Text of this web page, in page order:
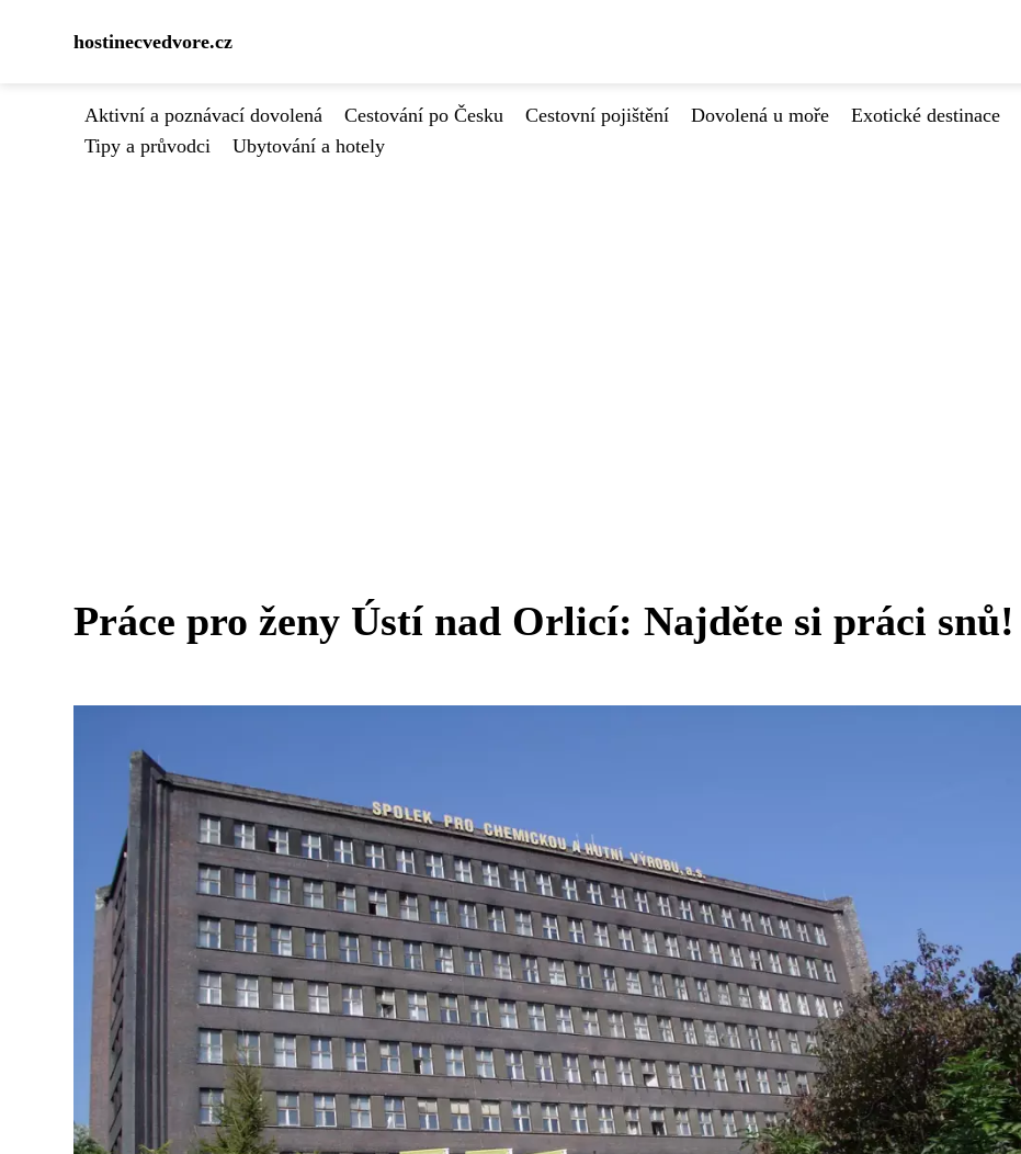
hostinecvedvore.cz
Aktivní a poznávací dovolená Cestování po Česku Cestovní pojištění Dovolená u moře Exotické destinace
Tipy a průvodci
Ubytování a hotely
Práce pro ženy Ústí nad Orlicí: Najděte si práci snů!